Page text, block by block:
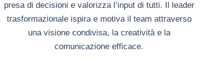
presa di decisioni e valorizza l’input di tutti. Il leader
trasformazionale ispira e motiva il team attraverso
una visione condivisa, la creatività e la
comunicazione efficace.